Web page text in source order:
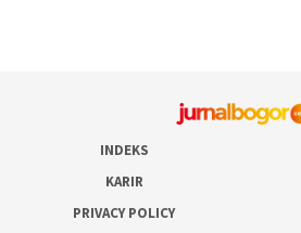
INDEKS
KARIR
PRIVACY POLICY